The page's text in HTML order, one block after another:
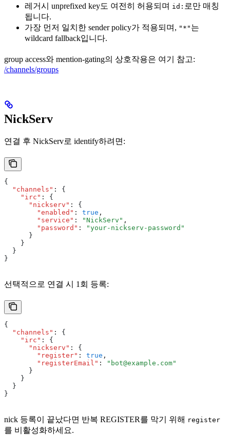
레거시 unprefixed key도 여전히 허용되며 id: 로만 매칭
됩니다.
가장 먼저 일치한 sender policy가 적용되며, "*" 는
wildcard fallback입니다.
group access와 mention-gating의 상호작용은 여기 참고:
/channels/groups
NickServ
연결 후 NickServ로 identify하려면:
{
  "channels"
:
{
    "irc"
:
{
      "nickserv"
:
{
        "enabled"
: true ,
        "service"
: "NickServ" ,
        "password"
:
"your-nickserv-password"
      }
    }
  }
}
선택적으로 연결 시 1회 등록:
{
  "channels"
:
{
    "irc"
:
{
      "nickserv"
:
{
        "register"
: true ,
        "registerEmail"
:
"bot@example.com"
      }
    }
  }
}
nick 등록이 끝났다면 반복 REGISTER를 막기 위해 register
를 비활성화하세요.